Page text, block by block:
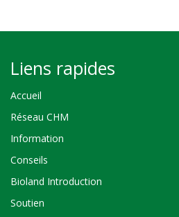
Liens rapides
Accueil
Réseau CHM
Information
Conseils
Bioland Introduction
Soutien